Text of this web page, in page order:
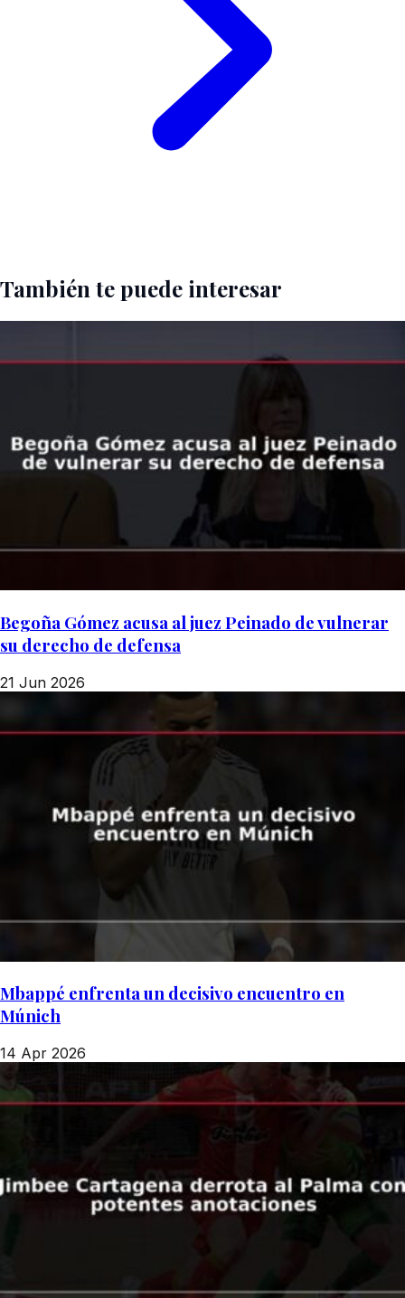
También te puede interesar
Begoña Gómez acusa al juez Peinado de vulnerar
su derecho de defensa
21 Jun 2026
Mbappé enfrenta un decisivo encuentro en
Múnich
14 Apr 2026